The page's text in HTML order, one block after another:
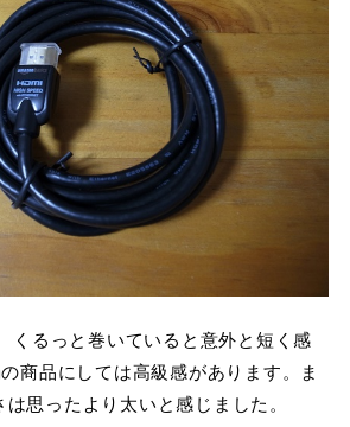
くるっと巻いていると意外と短く感
商品にしては高級感があります。ま
思ったより太いと感じました。